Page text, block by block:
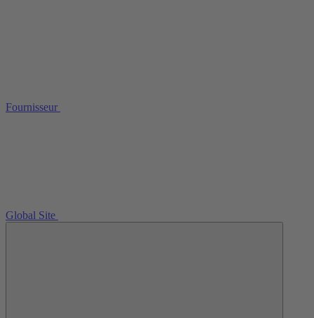
Fournisseur
Global Site